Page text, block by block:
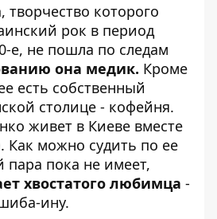
, творчество которого
рок в период
е, не пошла по следам
она медик. Кроме
есть собственный
столице - кофейня.
живет в Киеве вместе
Как можно судить по ее
пара пока не имеет,
хвостатого любимца -
ину.